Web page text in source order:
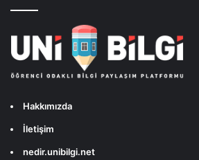
Hakkımızda
İletişim
nedir.unibilgi.net